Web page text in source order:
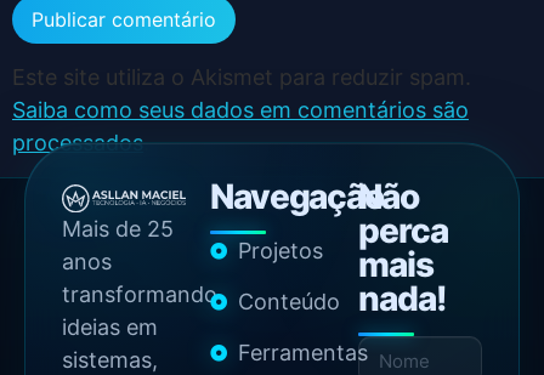
Este site utiliza o Akismet para reduzir spam.
Saiba como seus dados em comentários são
processados.
Mais de 25
anos
transformando
ideias em
sistemas,
Navegação
Projetos
Conteúdo
Ferramentas
Não
perca
mais
nada!